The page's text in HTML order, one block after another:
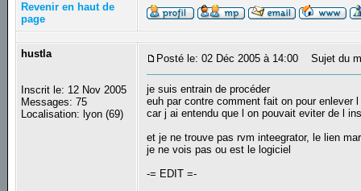
Revenir en haut de
page
hustla
Inscrit le: 12 Nov 2005
Messages: 75
Localisation: lyon (69)
Posté le: 02 Déc 2005 à 14:00 Sujet du
je suis entrain de procéder
euh par contre comment fait on pour enlever
car j ai entendu que l on pouvait eviter de l
et je ne trouve pas rvm inteegrator, le lien
je ne vois pas ou est le logiciel
-= EDIT =-